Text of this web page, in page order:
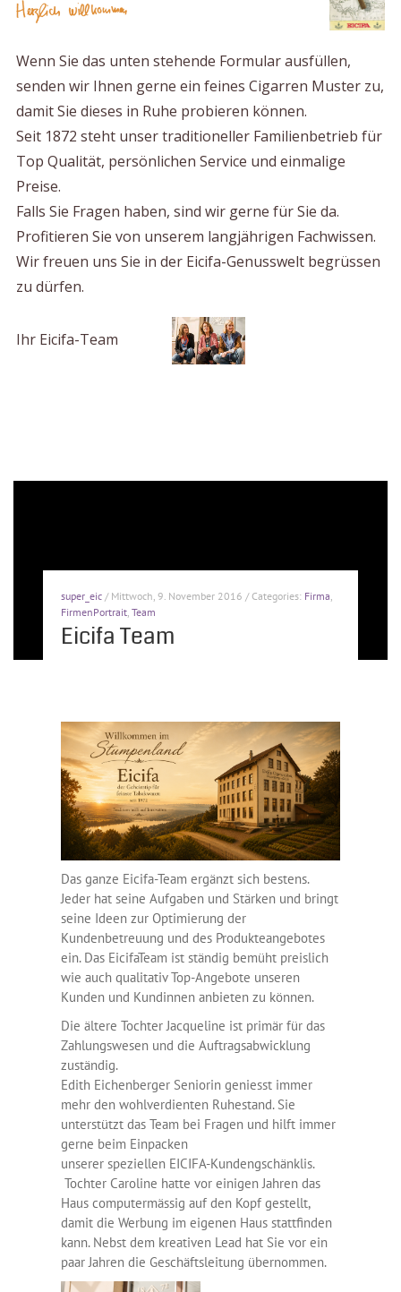
Wenn Sie das unten stehende Formular ausfüllen,
senden wir Ihnen gerne ein feines Cigarren Muster zu,
damit Sie dieses in Ruhe probieren können.
Seit 1872 steht unser traditioneller Familienbetrieb für
Top Qualität, persönlichen Service und einmalige
Preise.
Falls Sie Fragen haben, sind wir gerne für Sie da.
Profitieren Sie von unserem langjährigen Fachwissen.
Wir freuen uns Sie in der Eicifa-Genusswelt begrüssen
zu dürfen.
Ihr Eicifa-Team
super_eic / Mittwoch, 9. November 2016 / Categories: Firma
FirmenPortrait ,Team
Eicifa Team
Das ganze Eicifa-Team ergänzt sich bestens.
Jeder hat seine Aufgaben und Stärken und bringt
seine Ideen zur Optimierung der
Kundenbetreuung und des Produkteangebotes
ein. Das EicifaTeam ist ständig bemüht preislich
wie auch qualitativ Top-Angebote unseren
Kunden und Kundinnen anbieten zu können.
Die ältere Tochter Jacqueline ist primär für das
Zahlungswesen und die Auftragsabwicklung
zuständig.
Edith Eichenberger Seniorin geniesst immer
mehr den wohlverdienten Ruhestand. Sie
unterstützt das Team bei Fragen und hilft immer
gerne beim Einpacken
unserer speziellen EICIFA-Kundengschänklis.
Tochter Caroline hatte vor einigen Jahren das
Haus computermässig auf den Kopf gestellt,
damit die Werbung im eigenen Haus stattfinden
kann. Nebst dem kreativen Lead hat Sie vor ein
paar Jahren die Geschäftsleitung übernommen.